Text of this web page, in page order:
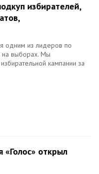
избирателей,
одним из лидеров по
на выборах. Мы
кампании за
«Голос» открыл